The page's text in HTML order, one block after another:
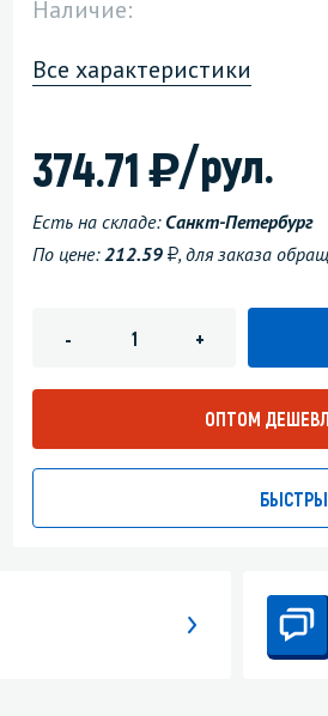
Наличие:
Все характеристики
374.71)/рул.
Есть на складе: Санкт-Петербург
По цене:212.59 у, для заказа
- +
ОПТОМ